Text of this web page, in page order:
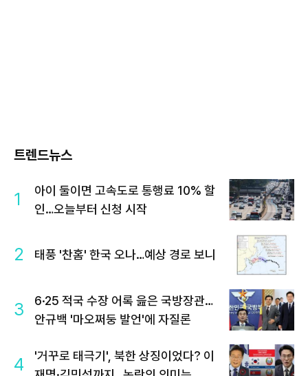
트렌드뉴스
1
아이 둘이면 고속도로 통행료 10% 할
인…오늘부터 신청 시작
2 태풍 '찬홈' 한국 오나…예상 경로 보니
3
6·25 적국 수장 어록 읊은 국방장관…
안규백 '마오쩌둥 발언'에 자질론
4
'거꾸로 태극기', 북한 상징이었다? 이